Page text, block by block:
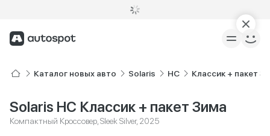
Каталог новых авто Solaris HC Классик + пакет
Solaris HC Классик + пакет Зима
Компактный Кроссовер, Sleek Silver, 2025